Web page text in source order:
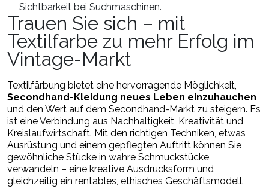
Sichtbarkeit bei Suchmaschinen.
Trauen Sie sich – mit
Textilfarbe zu mehr Erfolg im
Vintage-Markt
Textilfärbung bietet eine hervorragende Möglichkeit,
Secondhand-Kleidung neues Leben einzuhauchen
und den Wert auf dem Secondhand-Markt zu steigern. Es
ist eine Verbindung aus Nachhaltigkeit, Kreativität und
Kreislaufwirtschaft. Mit den richtigen Techniken, etwas
Ausrüstung und einem gepflegten Auftritt können Sie
gewöhnliche Stücke in wahre Schmuckstücke
verwandeln – eine kreative Ausdrucksform und
gleichzeitig ein rentables, ethisches Geschäftsmodell.